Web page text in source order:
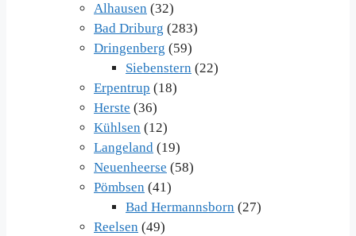
Alhausen (32)
Bad Driburg (283)
Dringenberg (59)
Siebenstern (22)
Erpentrup (18)
Herste (36)
Kühlsen (12)
Langeland (19)
Neuenheerse (58)
Pömbsen (41)
Bad Hermannsborn (27)
Reelsen (49)